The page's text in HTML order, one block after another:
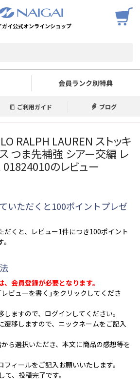
ガイ公式オンラインショップ
会員ランク別特典
ご利用ガイド ブログ
RALPH LAUREN ストッキ
つま先補強 シアー交編 レ
01824010のレビュー
いただくと100ポイントプレゼ
だくと、レビュー1件につき100ポイント
会員登録が必要となります。
ビューを書く」をクリックしてくださ
しますので、ログインしてください。
遷移しますので、ニックネームをご記入
ら選択いただき、本文に商品の感想等を
フィールをご記入お願いいたします。
て、投稿完了です。